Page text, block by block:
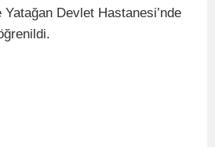
Yatağan Devlet Hastanesi’nde